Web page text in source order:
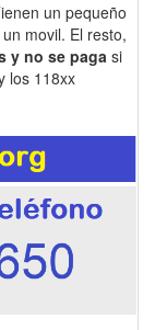
un pequeño
movil. El resto,
y no se pagasi
los 118xx